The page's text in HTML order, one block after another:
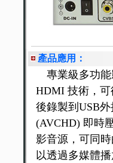
產品應用：
專業級多功能
HDMI 技術，
後錄製到USB
(AVCHD) 即時
影音源，可同
以透過多媒體